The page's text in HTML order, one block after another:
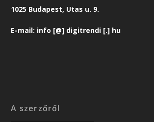
1025 Budapest, Utas u. 9.
E-mail: info [@] digitrendi [.] hu
A szerzőről